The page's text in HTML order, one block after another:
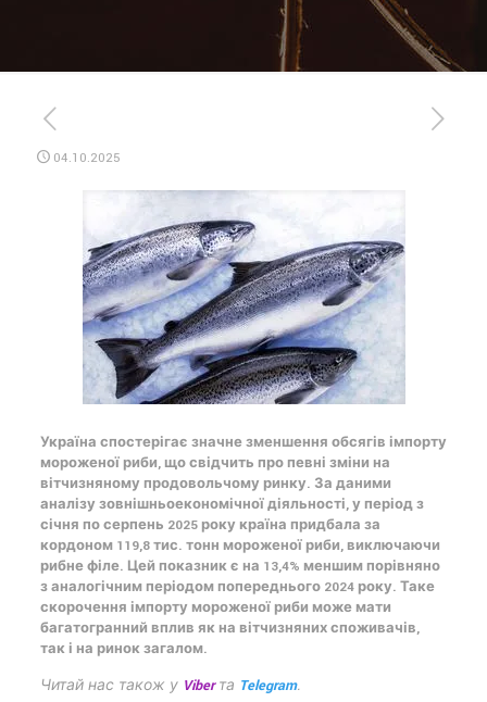
04.10.2025
Україна спостерігає значне зменшення обсягів імпорту
мороженої риби, що свідчить про певні зміни на
вітчизняному продовольчому ринку. За даними
аналізу зовнішньоекономічної діяльності, у період з
січня по серпень 2025 року країна придбала за
кордоном 119,8 тис. тонн мороженої риби, виключаючи
рибне філе. Цей показник є на 13,4% меншим порівняно
з аналогічним періодом попереднього 2024 року. Таке
скорочення імпорту мороженої риби може мати
багатогранний вплив як на вітчизняних споживачів,
так і на ринок загалом.
Читай нас також у Viberта Telegram.